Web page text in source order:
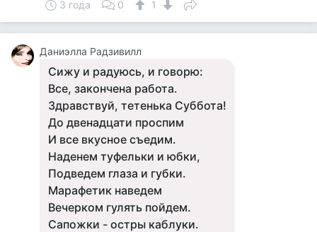
3 года 0 1
Даниэлла Радзивилл
Сижу и радуюсь, и говорю:
Все, закончена работа.
Здравствуй, тетенька Суббота!
До двенадцати проспим
И все вкусное съедим.
Наденем туфельки и юбки,
Подведем глаза и губки.
Марафетик наведем
Вечерком гулять пойдем.
Сапожки - остры каблуки.